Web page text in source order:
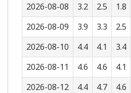
2026-08-08
3.2 2.5 1.8
2026-08-09
3.9 3.3 2.5
2026-08-10
4.4 4.1 3.4
2026-08-11
4.6 4.6 4.1
2026-08-12
4.4 4.7 4.6